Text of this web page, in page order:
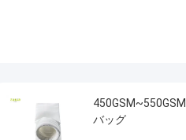
バッグ